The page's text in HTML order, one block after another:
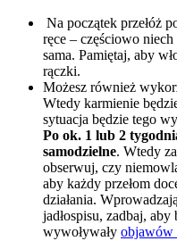
ręce – częściowo
sama. Pamiętaj, aby
rączki.
Możesz również
Wtedy karmienie
sytuacja będzie tego
Po ok. 1 lub 2
samodzielne. Wtedy
obserwuj, czy
aby każdy przełom
działania.
jadłospisu, zadbaj,
wywoływały objawów